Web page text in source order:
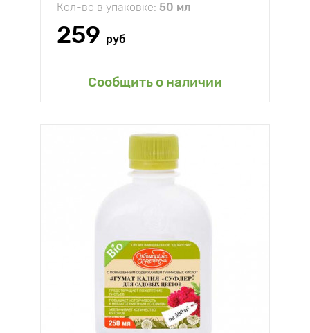
Кол-во в упаковке: 50 мл
259 руб
Сообщить о наличии